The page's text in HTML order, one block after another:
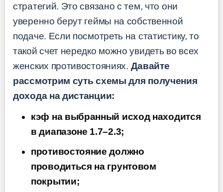
стратегий. Это связано с тем, что они
уверенно берут геймы на собственной
подаче. Если посмотреть на статистику, то
такой счет нередко можно увидеть во всех
женских противостояниях. Давайте
рассмотрим суть схемы для получения
дохода на дистанции:
кэф на выбранный исход находится
в диапазоне 1.7–2.3;
противостояние должно
проводиться на грунтовом
покрытии;